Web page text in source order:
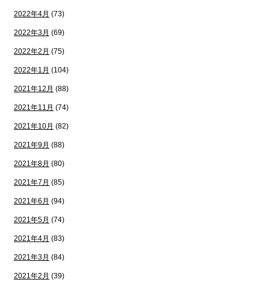
2022年4月 (73)
2022年3月 (69)
2022年2月 (75)
2022年1月 (104)
2021年12月 (88)
2021年11月 (74)
2021年10月 (82)
2021年9月 (88)
2021年8月 (80)
2021年7月 (85)
2021年6月 (94)
2021年5月 (74)
2021年4月 (83)
2021年3月 (84)
2021年2月 (39)